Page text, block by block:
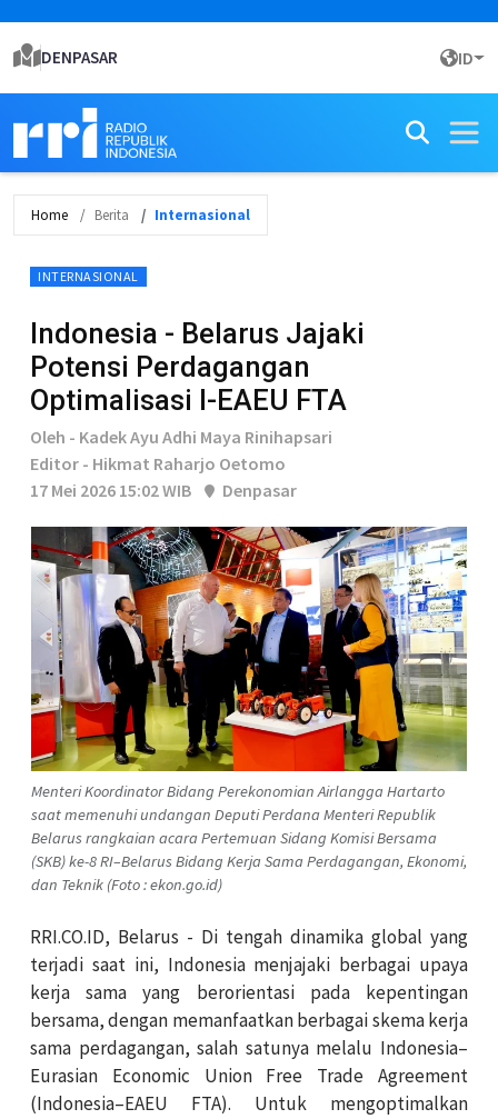
DENPASAR ID
Home Berita Internasional
INTERNASIONAL
Indonesia - Belarus Jajaki
Potensi Perdagangan
Optimalisasi I-EAEU FTA
Oleh - Kadek Ayu Adhi Maya Rinihapsari
Editor - Hikmat Raharjo Oetomo
17 Mei 2026 15:02 WIB
Denpasar
Menteri Koordinator Bidang Perekonomian Airlangga Hartarto
saat memenuhi undangan Deputi Perdana Menteri Republik
Belarus rangkaian acara Pertemuan Sidang Komisi Bersama
(SKB) ke-8 RI–Belarus Bidang Kerja Sama Perdagangan, Ekonomi,
dan Teknik (Foto : ekon.go.id)
RRI.CO.ID, Belarus - Di tengah dinamika global yang
terjadi saat ini, Indonesia menjajaki berbagai upaya
kerja sama yang berorientasi pada kepentingan
bersama, dengan memanfaatkan berbagai skema kerja
sama perdagangan, salah satunya melalu Indonesia–
Eurasian Economic Union Free Trade Agreement
(Indonesia–EAEU FTA). Untuk mengoptimalkan